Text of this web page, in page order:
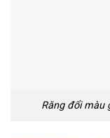
Răng đổi màu